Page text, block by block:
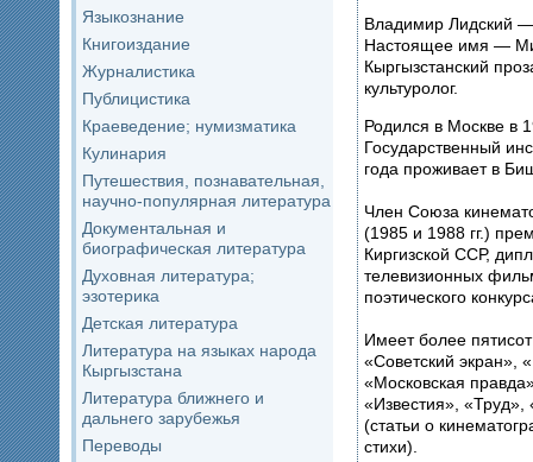
Языкознание
Книгоиздание
Журналистика
Публицистика
Краеведение; нумизматика
Кулинария
Путешествия, познавательная,
научно-популярная литература
Документальная и
биографическая литература
Духовная литература;
эзотерика
Детская литература
Литература на языках народа
Кыргызстана
Литература ближнего и
дальнего зарубежья
Переводы
Владимир Лидский
Настоящее имя —
Кыргызстанский
культуролог.
Родился в Москве в
Государственный
года проживает в
Член Союза
(1985 и 1988 гг.)
Киргизской ССР,
телевизионных
поэтического
Имеет более
«Советский экран»,
«Московская
«Известия»,
(статьи о
стихи).